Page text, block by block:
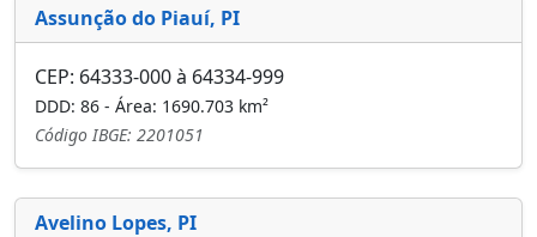
Assunção do Piauí, PI
CEP: 64333-000 à 64334-999
DDD: 86 - Área: 1690.703 km²
Código IBGE: 2201051
Avelino Lopes, PI